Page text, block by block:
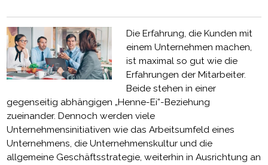
Die Erfahrung, die Kunden mit
einem Unternehmen machen,
ist maximal so gut wie die
Erfahrungen der Mitarbeiter.
Beide stehen in einer
gegenseitig abhängigen „Henne-Ei”-Beziehung
zueinander. Dennoch werden viele
Unternehmensinitiativen wie das Arbeitsumfeld eines
Unternehmens, die Unternehmenskultur und die
allgemeine Geschäftsstrategie, weiterhin in Ausrichtung an